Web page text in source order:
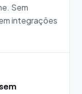
Sem
integrações